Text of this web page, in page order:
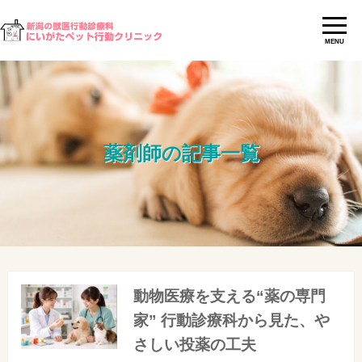
MENU
薬剤師の記事一覧
動物医療を支える“薬の専門
家” 行動診療科から見た、や
さしい投薬の工夫